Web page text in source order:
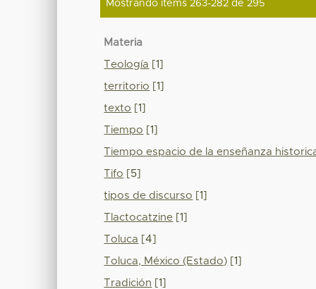
Mostrando ítems 263-282 de 295
Materia
Teología [1]
territorio [1]
texto [1]
Tiempo [1]
Tiempo espacio de la enseñanza
Tifo [5]
tipos de discurso [1]
Tlactocatzine [1]
Toluca [4]
Toluca, México (Estado) [1]
Tradición [1]